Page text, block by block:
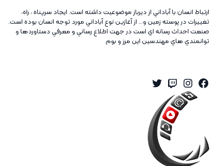
ارتباط انسان با آباداني از ديرباز موضوعيت داشته است. ايجاد سرپناه ، راه،
تغييرات در پوسته زمين و... از آغازين نوع آباداني مورد توجه انسان بوده است.
صنعت احداث رسانه اي است در جهت اطلاع رساني و معرفي دستاوردها و
توانمندي هاي مهندسين اين مرز و بوم.
Facebook
Instagram
Twitch
Twitter